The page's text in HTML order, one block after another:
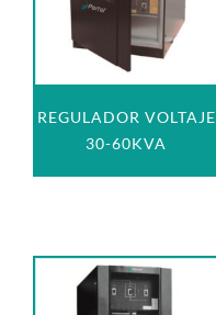
REGULADOR VOLTAJE
30-60KVA